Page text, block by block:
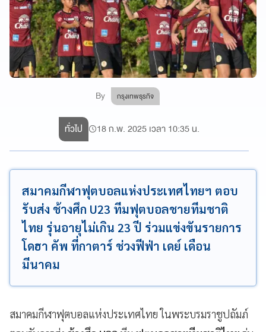
By กรุงเทพธุรกิจ
ทั่วไป 18 ก.พ. 2025 เวลา 10:35 น.
สมาคมกีฬาฟุตบอลแห่งประเทศไทยฯ ตอบ
รับส่ง ช้างศึก U23 ทีมฟุตบอลชายทีมชาติ
ไทย รุ่นอายุไม่เกิน 23 ปี ร่วมแข่งขันรายการ
โดฮา คัพ ที่กาตาร์ ช่วงฟีฟ่า เดย์ เดือน
มีนาคม
สมาคมกีฬาฟุตบอลแห่งประเทศไทย ในพระบรมราชูปถัมภ์